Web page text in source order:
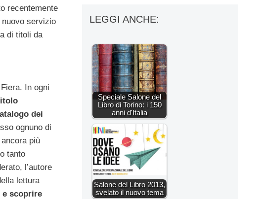
recentemente
servizio
di titoli da
In ogni
dei
ognuno di
più
tanto
l’autore
lettura
scoprire
LEGGI ANCHE:
Speciale Salone del
Libro di Torino: i 150
anni d'Italia
Salone del Libro 2013,
svelato il nuovo tema